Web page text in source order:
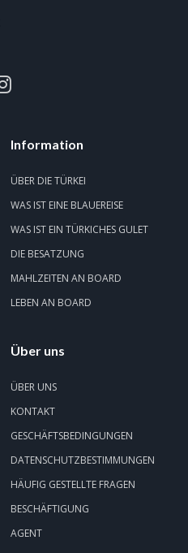
Information
ÜBER DIE TÜRKEI
WAS IST EINE BLAUEREISE
WAS IST EIN TÜRKICHES GULET
DIE BESATZUNG
MAHLZEITEN AN BOARD
LEBEN AN BOARD
Über uns
ÜBER UNS
KONTAKT
GESCHÄFTSBEDINGUNGEN
DATENSCHUTZBESTIMMUNGEN
HÄUFIG GESTELLTE FRAGEN
BESCHÄFTIGUNG
AGENT